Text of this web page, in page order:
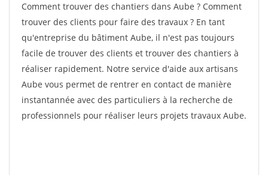
Comment trouver des chantiers dans Aube ? Comment
trouver des clients pour faire des travaux ? En tant
qu'entreprise du bâtiment Aube, il n'est pas toujours
facile de trouver des clients et trouver des chantiers à
réaliser rapidement. Notre service d'aide aux artisans
Aube vous permet de rentrer en contact de manière
instantannée avec des particuliers à la recherche de
professionnels pour réaliser leurs projets travaux Aube.